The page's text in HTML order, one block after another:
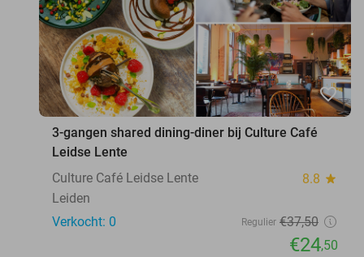
favorite_border
3-gangen shared dining-diner bij Culture Café
Leidse Lente
Culture Café Leidse Lente
8.8 star
Leiden
Verkocht: 0
Regulier €37,50
€24,50